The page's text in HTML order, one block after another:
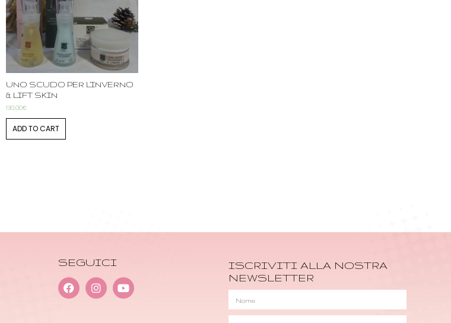
UNO SCUDO PER L’INVERNO
& LIFT SKIN
130,00€
ADD TO CART
SEGUICI
ISCRIVITI ALLA NOSTRA
NEWSLETTER